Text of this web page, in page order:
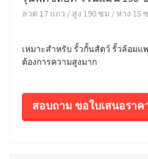
ลวด 17 แถว / สูง 190 ซม / ห่าง 15
เหมาะสำหรับ รั้วกั้นสัตว์ รั้วล้อมแ
ต้องการความสูงมาก
สอบถาม ขอใบเสนอราค